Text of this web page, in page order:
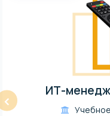
‹ ИТ-